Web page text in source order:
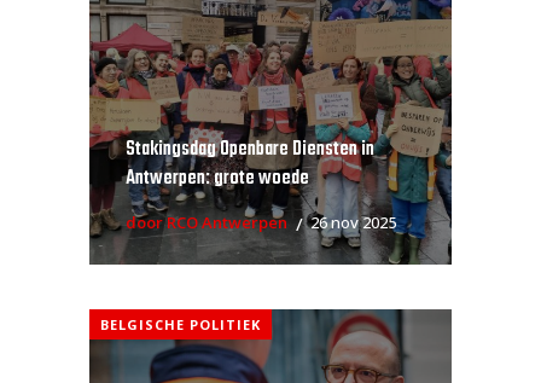
Stakingsdag Openbare Diensten in
Antwerpen: grote woede
door RCO Antwerpen 26 nov 2025
BELGISCHE POLITIEK